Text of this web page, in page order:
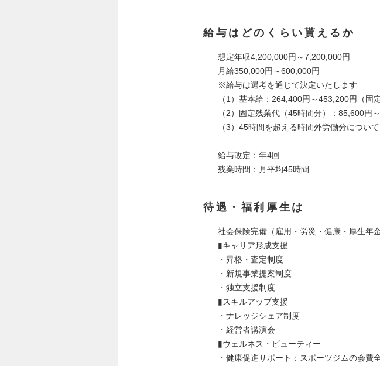
給与はどのくらい貰えるか
想定年収4,200,000円～7,200,000円
月給350,000円～600,000円
※給与は選考を通じて決定いたします
（1）基本給：264,400円～453,200円（固
（2）固定残業代（45時間分）：85,600円
（3）45時間を超える時間外労働分につい
給与改定：年4回
残業時間：月平均45時間
待遇・福利厚生は
社会保険完備（雇用・労災・健康・厚生年金
▮キャリア形成支援
・昇格・査定制度
・新規事業提案制度
・独立支援制度
▮スキルアップ支援
・ナレッジシェア制度
・経営者講演会
▮ウェルネス・ビューティー
・健康促進サポート：スポーツジムの会費